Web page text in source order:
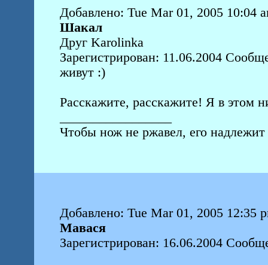
Добавлено: Tue Mar 01, 2005 10:04
Шакал
Друг Karolinka
Зарегистрирован: 11.06.2004
живут :)
Расскажите, расскажите! Я в этом
Чтобы нож не ржавел, его
Добавлено: Tue Mar 01, 2005 12:35
Мавася
Зарегистрирован: 16.06.2004